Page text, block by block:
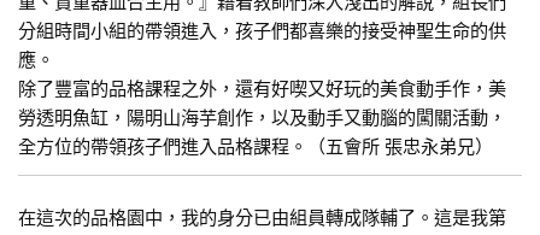
分組時間小組的帶領進入，孩子們都喜樂的接受神聖生命的供
應。
除了豐富的品格課程之外，還有好喫又好玩的美食動手作，美
勞透明魚缸，陽明山海芋創作，以及動手又動腦的闖關活動，
全方位的帶領孩子們進入品格課程。（五會所 張忠永弟兄）
在這次的品格園中，我的身分已由組員轉成隊輔了。這是我第